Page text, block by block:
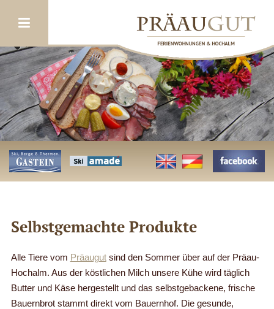
<
>
Selbstgemachte Produkte
Alle Tiere vom Präaugutsind den Sommer über auf der Präau-
Hochalm. Aus der köstlichen Milch unsere Kühe wird täglich
Butter und Käse hergestellt und das selbstgebackene, frische
Bauernbrot stammt direkt vom Bauernhof. Die gesunde,